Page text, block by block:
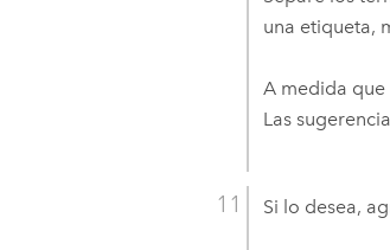
una etiqueta,
A medida que
Las
Si lo desea,